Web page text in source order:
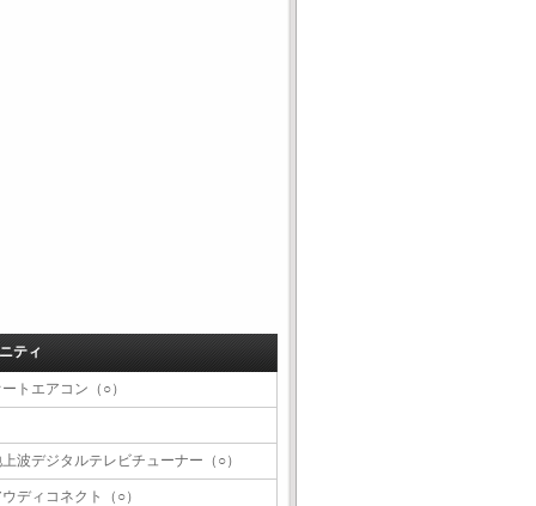
ティ
トエアコン（○）
波デジタルテレビチューナー（○）
ディコネクト（○）